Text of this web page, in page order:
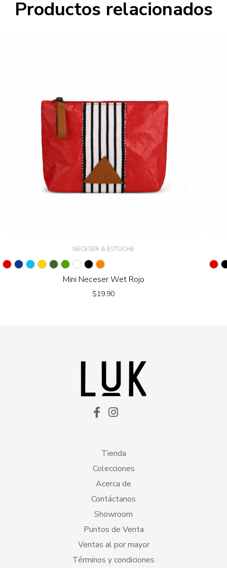
Productos relacionados
NECESER & ESTUCHE
Mini Neceser Wet Rojo
$19.90
Tienda
Colecciones
Acerca de
Contáctanos
Showroom
Puntos de Venta
Ventas al por mayor
Términos y condiciones